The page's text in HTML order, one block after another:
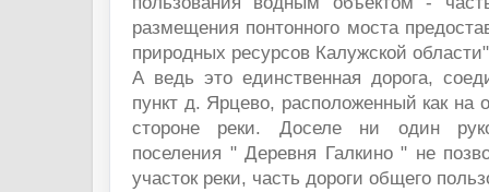
размещения понтонного моста
природных ресурсов Калужской
А ведь это единственная дорога,
пункт д. Ярцево, расположенный как на
стороне реки. Доселе ни один
поселения " Деревня Галкино " не
участок реки, часть дороги общего